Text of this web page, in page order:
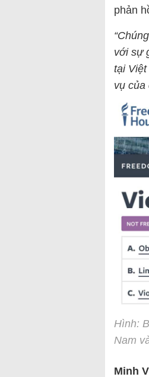
phản
với sự
tại
vụ của
Hình:
Nam
Minh